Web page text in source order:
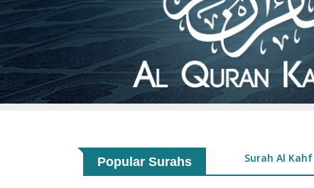
Popular Surahs Surah Al Kahf